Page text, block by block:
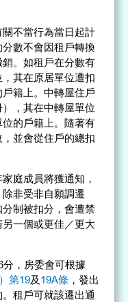
不當行為當日起計
數不會因租戶轉換
。如租戶在分數有
其在原居單位遭扣
籍上。中轉屋住戶
，其在中轉屋單位
的戶籍上。隨著有
並會從住戶的總扣
庭成員將獲通知，
非受非自願調遷
分制被扣分，會遭禁
一個或更佳／更大
，房委會可根據
第19及 19A條 ，發出
租戶可就該遷出通